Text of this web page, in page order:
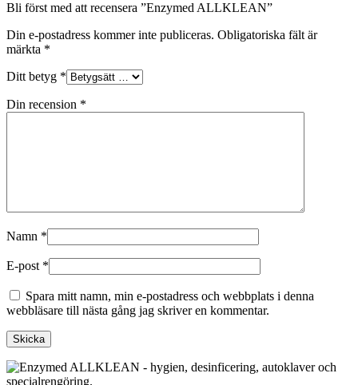
Bli först med att recensera ”Enzymed ALLKLEAN”
Din e-postadress kommer inte publiceras. Obligatoriska fält är
märkta *
Ditt betyg *
Din recension *
Namn *
E-post *
Spara mitt namn, min e-postadress och webbplats i denna
webbläsare till nästa gång jag skriver en kommentar.